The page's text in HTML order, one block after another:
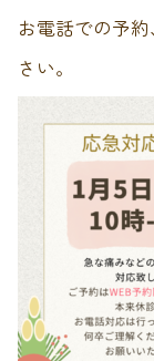
お電話での予
さい。